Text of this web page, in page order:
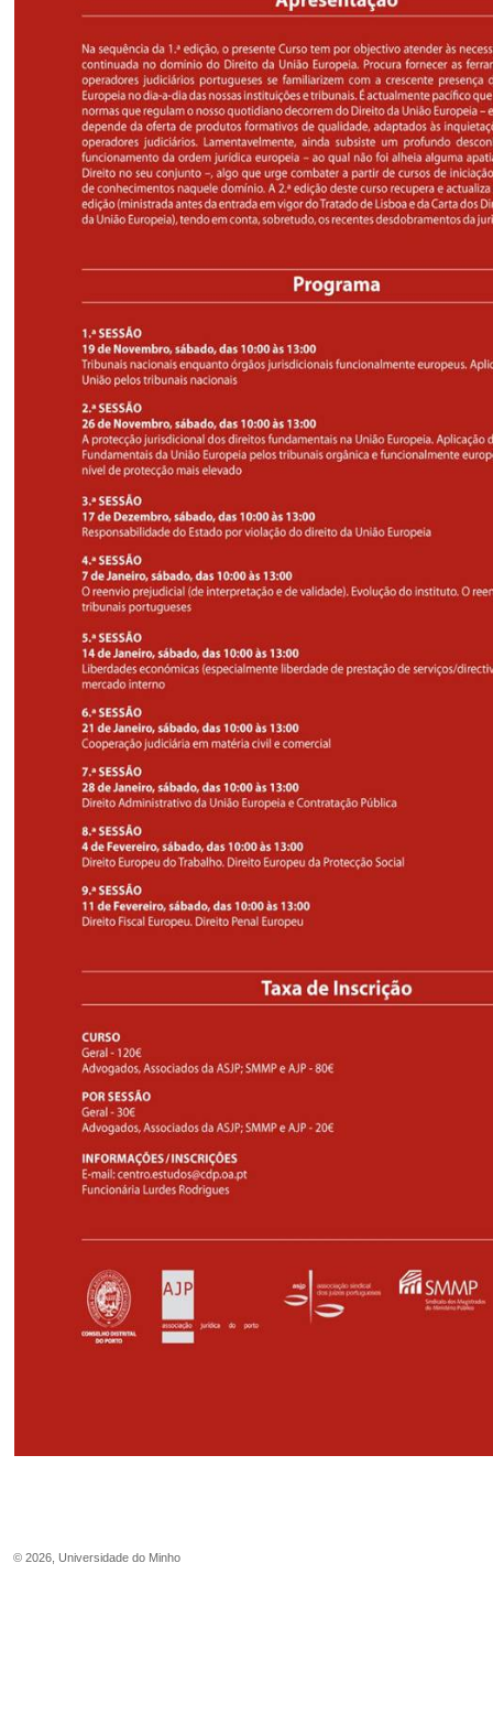
© 2026 Universidade do Minho